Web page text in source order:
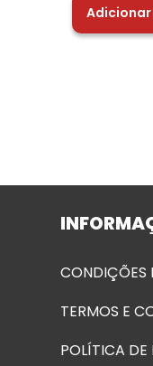
CONDIÇÕES
TERMOS E
POLÍTICA